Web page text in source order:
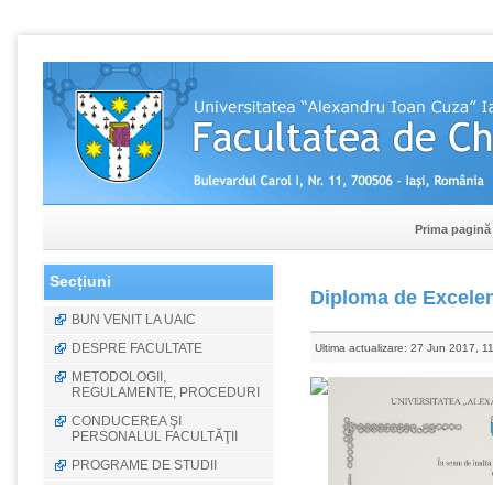
Prima pagină
Secțiuni
BUN VENIT LA UAIC
DESPRE FACULTATE
METODOLOGII,
REGULAMENTE, PROCEDURI
CONDUCEREA ŞI
PERSONALUL FACULTĂŢII
PROGRAME DE STUDII
Diploma de
Ultima actualizare: 27 Jun 2017,